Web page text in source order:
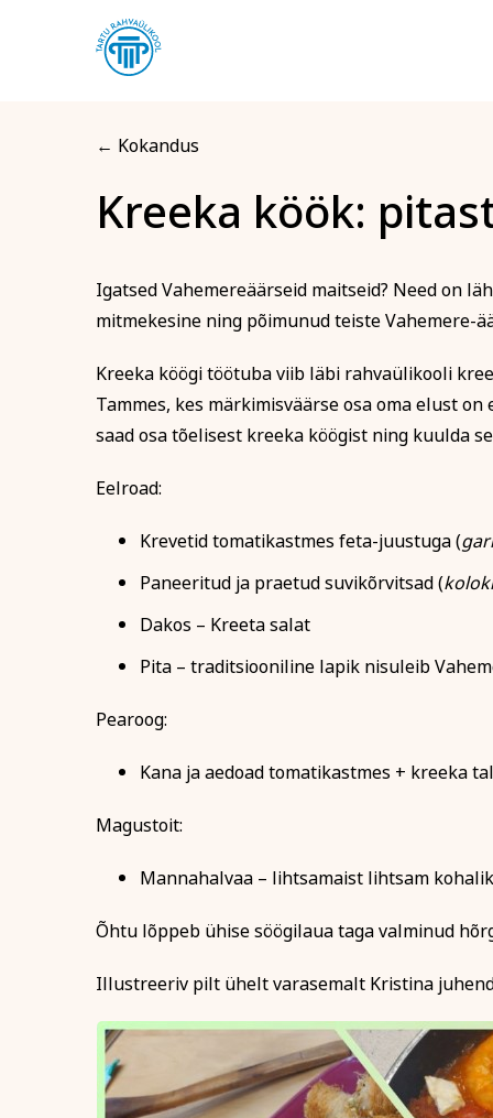
Arvuti ja töö
Kodu
← Kokandus
Kreeka köök:
Igatsed Vahemereäärseid maitseid? Need on
mitmekesine ning põimunud teiste Vahemere-
Kreeka köögi töötuba viib läbi rahvaülikooli
Tammes, kes märkimisväärse osa oma elust
saad osa tõelisest kreeka köögist ning kuulda
Eelroad:
Krevetid tomatikastmes feta-juustuga (
Paneeritud ja praetud suvikõrvitsad (
Dakos – Kreeta salat
Pita – traditsiooniline lapik nisuleib
Pearoog:
Kana ja aedoad tomatikastmes + kreeka
Magustoit:
Mannahalvaa – lihtsamaist lihtsam
Õhtu lõppeb ühise söögilaua taga valminud
Illustreeriv pilt ühelt varasemalt Kristina
Registreerin
Kreeka
Telefon
Isikukood
Tasub teine
Märkused /